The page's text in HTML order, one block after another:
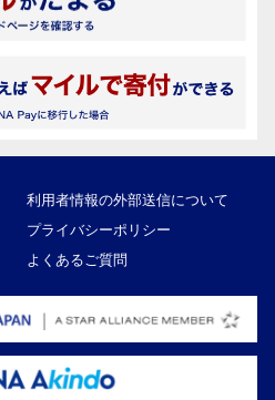
利用者情報の外部送信について
プライバシーポリシー
よくあるご質問